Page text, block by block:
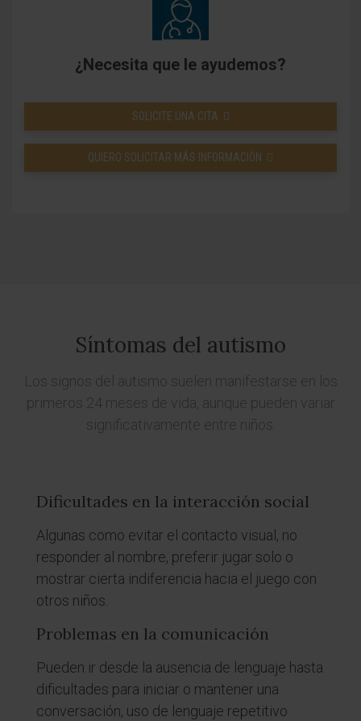
¿Necesita que le ayudemos?
SOLICITE UNA CITA
QUIERO SOLICITAR MÁS INFORMACIÓN
Síntomas del autismo
Los signos del autismo suelen manifestarse en los
primeros 24 meses de vida, aunque pueden variar
significativamente entre niños.
Dificultades en la interacción social
Algunas como evitar el contacto visual, no
responder al nombre, preferir jugar solo o
mostrar cierta indiferencia hacia el juego con
otros niños.
Problemas en la comunicación
Pueden ir desde la ausencia de lenguaje hasta
dificultades para iniciar o mantener una
conversación, uso de lenguaje repetitivo